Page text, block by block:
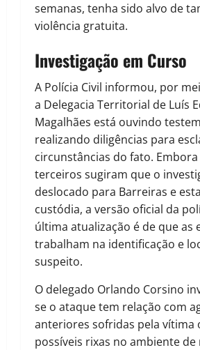
semanas, tenha sido alvo de
violência gratuita.
Investigação em Curso
A Polícia Civil informou, por
a Delegacia Territorial de Luís
Magalhães está ouvindo
realizando diligências para
circunstâncias do fato.
terceiros sugiram que o
deslocado para Barreiras e
custódia, a versão oficial da
última atualização é de que as
trabalham na identificação e
suspeito.
O delegado Orlando Corsino
se o ataque tem relação com
anteriores sofridas pela vítima
possíveis rixas no ambiente de